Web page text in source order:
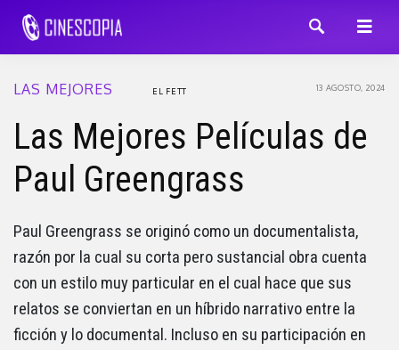
LAS MEJORES 13 AGOSTO, 2024
EL FETT
Las Mejores Películas de
Paul Greengrass
Paul Greengrass se originó como un documentalista,
razón por la cual su corta pero sustancial obra cuenta
con un estilo muy particular en el cual hace que sus
relatos se conviertan en un híbrido narrativo entre la
ficción y lo documental. Incluso en su participación en